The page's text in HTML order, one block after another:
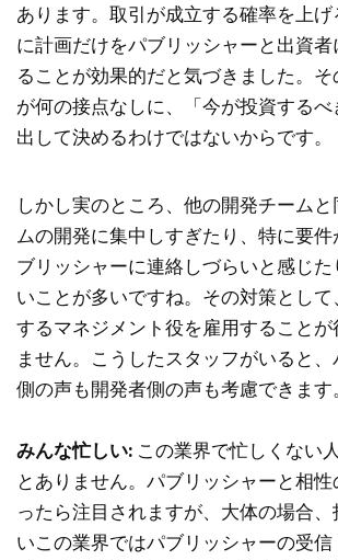
あります。取引が成立する確率を上
に計画だけをパブリッシャーと出資
ることが効果的だと気づきました。
が何の接点なしに、「今が投資する
出して決めるわけではないからです。
しかし実のところ、他の開発チーム
ムの開発に集中しすぎたり、特に要
ブリッシャーに連絡しづらいと感じ
いことが多いですね。その対策とし
するマネジメント役を雇用することが
ません。こうしたスタッフがいると
側の声も開発者側の声も考慮できます
みんな忙しい: この業界で忙しくない
とありません。パブリッシャーと相
ったら注目されますが、大体の場合、
いこの業界ではパブリッシャーの受